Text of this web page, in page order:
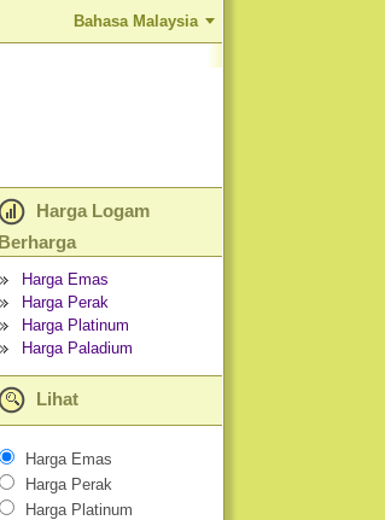
Bahasa Malaysia
Harga Logam
Berharga
Harga Emas
Harga Perak
Harga Platinum
Harga Paladium
Lihat
Harga Emas
Harga Perak
Harga Platinum